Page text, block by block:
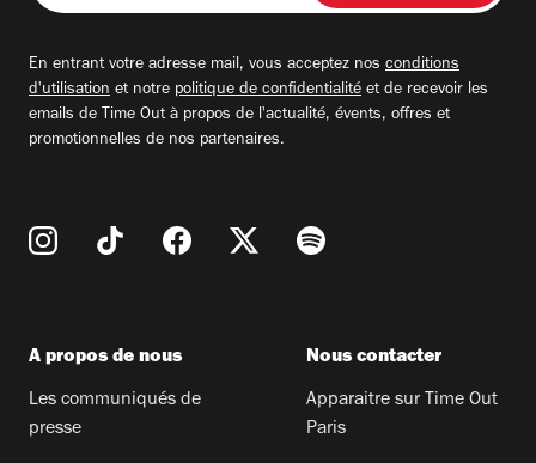
adresse
En entrant votre adresse mail, vous acceptez nos conditions
d'utilisation et notre politique de confidentialité et de recevoir les
emails de Time Out à propos de l'actualité, évents, offres et
promotionnelles de nos partenaires.
A propos de nous
Les communiqués de
presse
Nous contacter
Apparaitre sur Time Out
Paris